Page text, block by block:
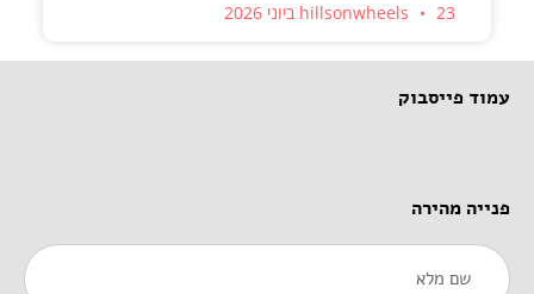
hillsonwheels 23 ביוני 2026
פנייה מהירה
Name
עמוד פייסבוק